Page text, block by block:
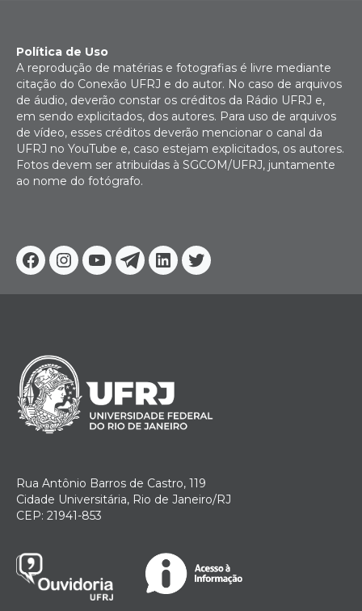
FacebookInstagram
YoutubeTelegram
LinkedinTwitter
Política de Uso
A reprodução de matérias e fotografias é livre mediante
citação do Conexão UFRJ e do autor. No caso de arquivos
de áudio, deverão constar os créditos da Rádio UFRJ e,
em sendo explicitados, dos autores. Para uso de arquivos
de vídeo, esses créditos deverão mencionar o canal da
UFRJ no YouTube e, caso estejam explicitados, os autores.
Fotos devem ser atribuídas à SGCOM/UFRJ, juntamente
ao nome do fotógrafo.
Rua Antônio Barros de Castro, 119
Cidade Universitária, Rio de Janeiro/RJ
CEP: 21941-853